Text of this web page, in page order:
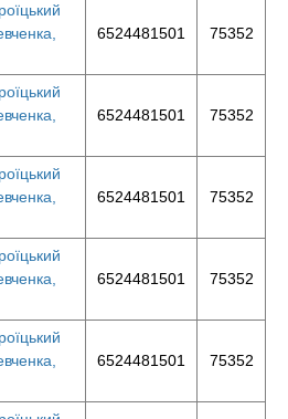
6524481501 75352
6524481501 75352
6524481501 75352
6524481501 75352
6524481501 75352